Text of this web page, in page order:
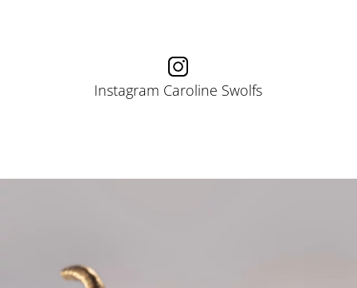
Instagram Caroline Swolfs